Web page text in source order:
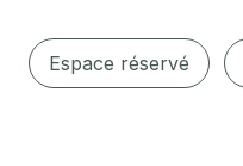
Espace réservé